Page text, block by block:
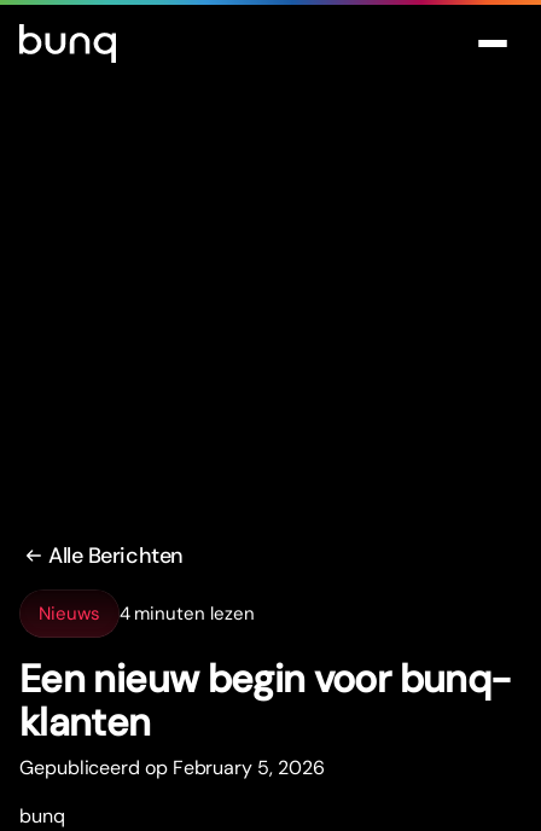
Alle Berichten
Nieuws 4 minuten lezen
Een nieuw begin voor bunq-
klanten
Gepubliceerd op February 5, 2026
bunq